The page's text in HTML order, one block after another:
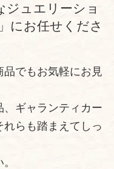
ジュエリーショ
」にお任せくださ
でもお気軽にお見
ギャランティカー
れらも踏まえてしっ